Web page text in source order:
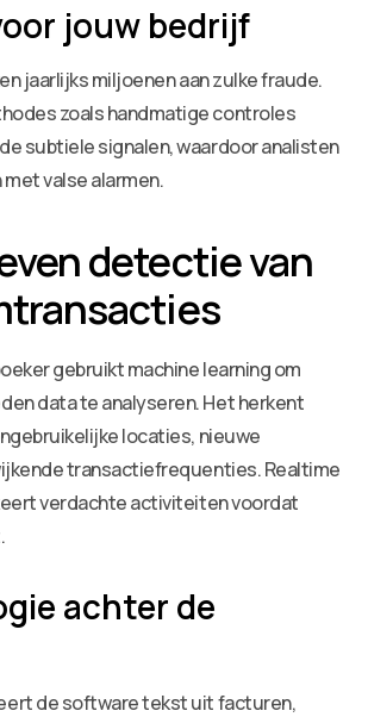
jouw bedrijf
jaarlijks miljoenen aan zulke fraude.
zoals handmatige controles
subtiele signalen, waardoor analisten
valse alarmen.
detectie van
gebruikt machine learning om
data te analyseren. Het herkent
locaties, nieuwe
transactiefrequenties. Realtime
verdachte activiteiten voordat
achter de
de software tekst uit facturen,